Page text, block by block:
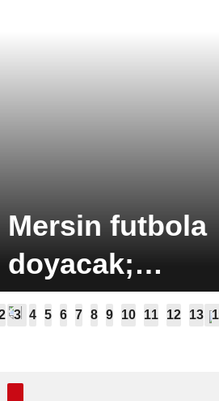
Mersin futbola
doyacak;
Golden League